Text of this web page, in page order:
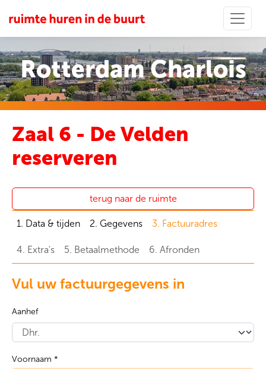
Rotterdam Charlois
Zaal 6 - De Velden
reserveren
terug naar de ruimte
1. Data & tijden 2. Gegevens 3. Factuuradres
4. Extra's 5. Betaalmethode 6. Afronden
Vul uw factuurgegevens in
Aanhef
Voornaam *